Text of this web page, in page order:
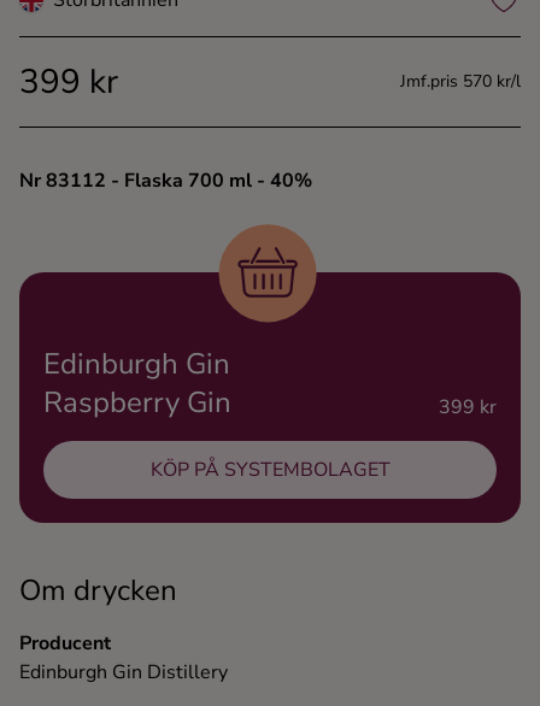
Tequila
399 kr Jmf.pris 570 kr/l
Nr 83112 - Flaska 700 ml - 40%
Om drycken
Producent
Edinburgh Gin Distillery
Edinburgh Gin
Raspberry Gin
399 kr
KÖP PÅ SYSTEMBOLAGET